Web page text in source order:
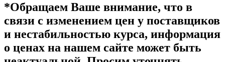
*Обращаем Ваше внимание, что в
связи с изменением цен у поставщиков
и нестабильностью курса, информация
о ценах на нашем сайте может быть